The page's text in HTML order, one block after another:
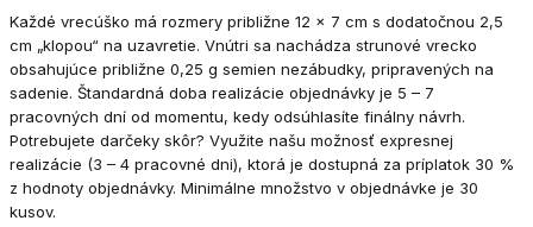
Každé vrecúško má rozmery približne 12 x 7 cm s dodatočnou 2,5
cm „klopou“ na uzavretie. Vnútri sa nachádza strunové vrecko
obsahujúce približne 0,25 g semien nezábudky, pripravených na
sadenie. Štandardná doba realizácie objednávky je 5 – 7
pracovných dní od momentu, kedy odsúhlasíte finálny návrh.
Potrebujete darčeky skôr? Využite našu možnosť expresnej
realizácie (3 – 4 pracovné dni), ktorá je dostupná za príplatok 30 %
z hodnoty objednávky. Minimálne množstvo v objednávke je 30
kusov.